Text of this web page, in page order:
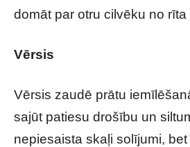
domāt par otru cilvēku no
Vērsis
Vērsis zaudē prātu
sajūt patiesu drošību un
nepiesaista skaļi solījumi,